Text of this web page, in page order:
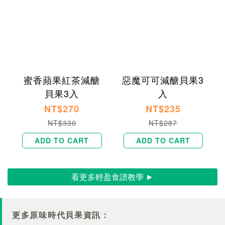
蜜香蘋果紅茶減醣
貝果3入
NT$270
NT$330
ADD TO CART
惡魔可可減醣貝果3
入
NT$235
NT$287
ADD TO CART
看更多輕盈食譜教學 ►
更多原味時代貝果資訊：